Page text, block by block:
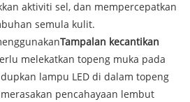
aktiviti sel, dan mempercepatkan
semula kulit.
Tampalan kecantikan
melekatkan topeng muka pada
lampu LED di dalam topeng
pencahayaan lembut